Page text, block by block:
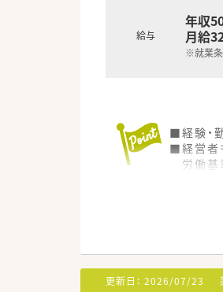
給与
年収
月給
※就業条
■経験・
■経営者
労働基
■フラ
更新日： 2026/07/23